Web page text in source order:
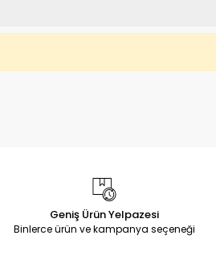
Geniş Ürün Yelpazesi
Binlerce ürün ve kampanya seçeneği